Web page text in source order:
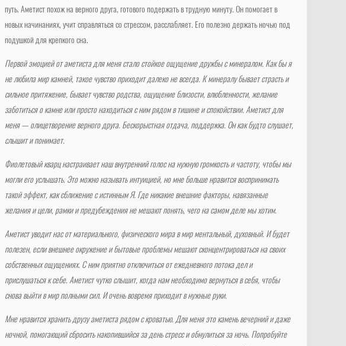
путь. Аметист похож на верного друга, готового подержать в трудную минуту. Он помогает в
новых начинаниях, учит справляться со стрессом, расслабляет. Его полезно держать ночью под
подушкой для крепкого сна.
Первой эмоцией от аметиста для меня стало стойкое ощущение дружбы с минералом. Как бы я
не любила мир камней, такое чувство приходит далеко не всегда. К минералу бывает страсть и
сильное притяжение, бывает чувство родства, ощущение близости, влюбленности, желание
заботиться о камне или просто находиться с ним рядом в тишине и спокойствии. Аметист для
меня — олицетворение верного друга. Бескорыстная отдача, поддержка. Он как будто слушает,
слышит и понимает.
Фиолетовый кварц настраивает наш внутренний голос на нужную громкость и частоту, чтобы мы
могли его услышать. Это можно называть интуицией, но мне больше нравится воспринимать
такой эффект, как сближение с истинным Я. Где никакие внешние факторы, навязанные
желания и цели, рамки и предубеждения не мешают понять, чего на самом деле мы хотим.
Аметист уводит нас от материального, физического мира в мир ментальный, духовный. И будет
полезен, если внешнее окружение и бытовые проблемы мешают сконцентрироваться на своих
собственных ощущениях. С ним приятно отключиться от ежедневного потока дел и
прислушаться к себе. Аметист чутко слышит, когда нам необходимо вернуться в себя, чтобы
снова выйти в мир полными сил. И очень вовремя приходит в нужные руки.
Мне нравится хранить друзу аметиста рядом с кроватью. Для меня это камень вечерний и даже
ночной, помогающий сбросить накопившийся за день стресс и обнулиться за ночь. Попробуйте